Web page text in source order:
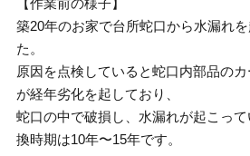
【作業前の様子】
築20年のお家で台所蛇口から水漏れ
た。
原因を点検していると蛇口内部品の
が経年劣化を起しており、
蛇口の中で破損し、水漏れが起こっ
換時期は10年〜15年です。